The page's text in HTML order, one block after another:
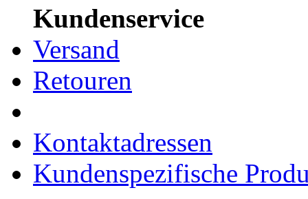
Kundenservice
Versand
Retouren
Kontaktadressen
Kundenspezifische